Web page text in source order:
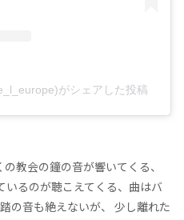
がシェアした投稿
教会の鐘の音が響いてくる、
るのが聴こえてくる、曲はバ
の音も絶えないが、 少し離れた